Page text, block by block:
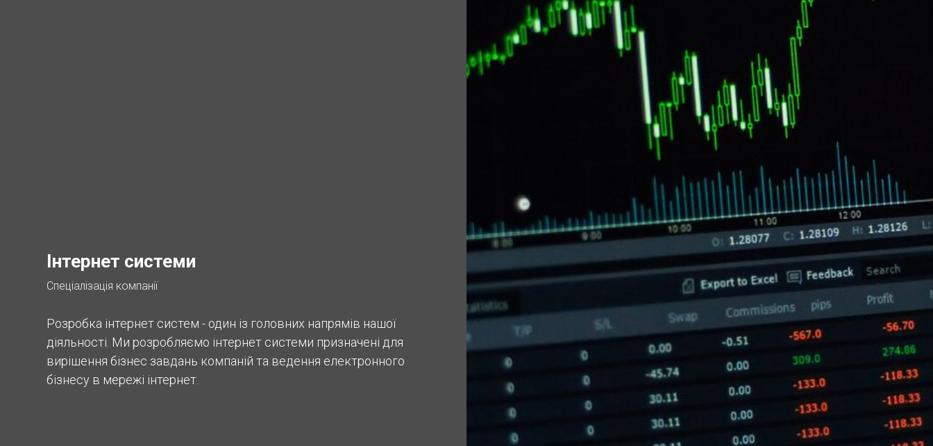
Інтернет системи
Спеціалізація компанії
Розробка інтернет систем - один із головних напрямів нашої
діяльності. Ми розробляємо інтернет системи призначені для
вирішення бізнес завдань компаній та ведення електронного
бізнесу в мережі інтернет.